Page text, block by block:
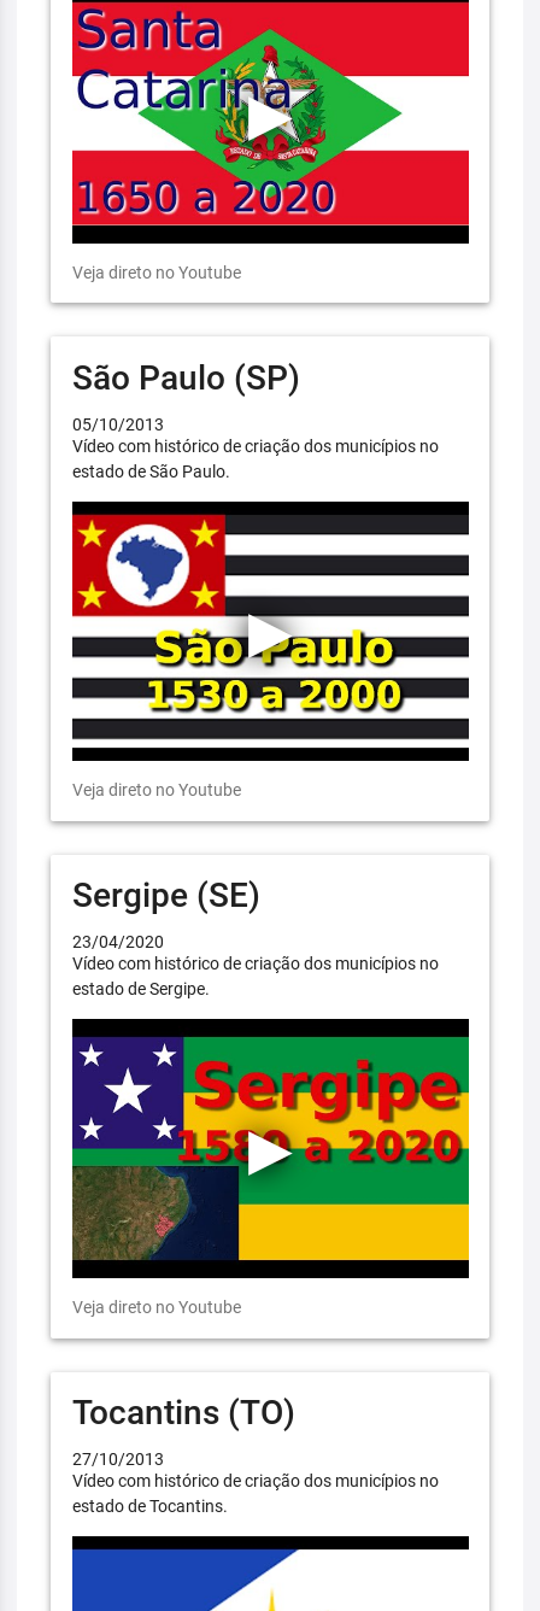
Veja direto no Youtube
São Paulo (SP)
05/10/2013
Vídeo com histórico de criação dos municípios no
estado de São Paulo.
Veja direto no Youtube
Sergipe (SE)
23/04/2020
Vídeo com histórico de criação dos municípios no
estado de Sergipe.
Veja direto no Youtube
Tocantins (TO)
27/10/2013
Vídeo com histórico de criação dos municípios no
estado de Tocantins.